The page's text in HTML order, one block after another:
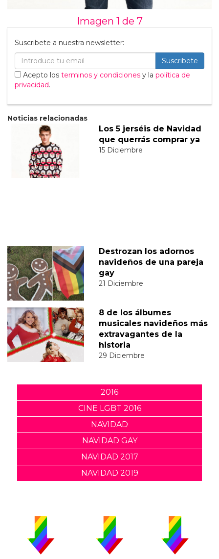
Imagen 1 de 7
Suscribete a nuestra newsletter:
Suscribete
Acepto los terminos y condiciones y la política de
privacidad.
Noticias relacionadas
Los 5 jerséis de Navidad
que querrás comprar ya
15 Diciembre
Destrozan los adornos
navideños de una pareja
gay
21 Diciembre
8 de los álbumes
musicales navideños más
extravagantes de la
historia
29 Diciembre
2016
CINE LGBT 2016
NAVIDAD
NAVIDAD GAY
NAVIDAD 2017
NAVIDAD 2019